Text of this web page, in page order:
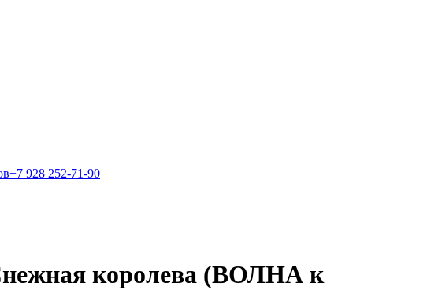
+7 928 252-71-90
королева (ВОЛНА к